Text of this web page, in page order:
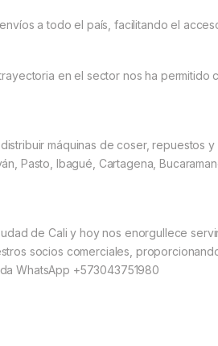
a todo el país, facilitando el
en el sector nos ha permitido
máquinas de coser, repuestos
Pasto, Ibagué, Cartagena,
de Cali y hoy nos enorgullece
socios comerciales,
WhatsApp +573043751980